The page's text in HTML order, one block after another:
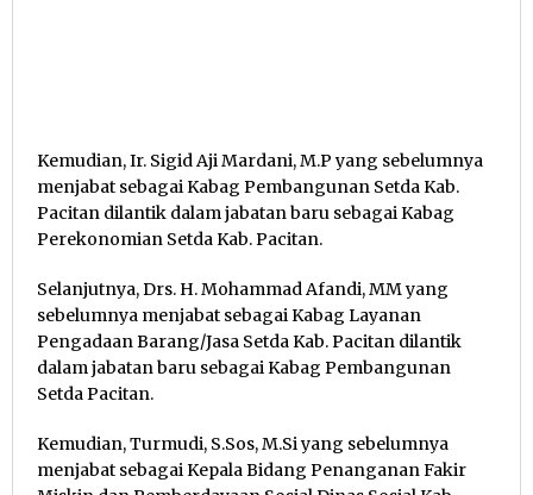
Kemudian, Ir. Sigid Aji Mardani, M.P yang sebelumnya
menjabat sebagai Kabag Pembangunan Setda Kab.
Pacitan dilantik dalam jabatan baru sebagai Kabag
Perekonomian Setda Kab. Pacitan.
Selanjutnya, Drs. H. Mohammad Afandi, MM yang
sebelumnya menjabat sebagai Kabag Layanan
Pengadaan Barang/Jasa Setda Kab. Pacitan dilantik
dalam jabatan baru sebagai Kabag Pembangunan
Setda Pacitan.
Kemudian, Turmudi, S.Sos, M.Si yang sebelumnya
menjabat sebagai Kepala Bidang Penanganan Fakir